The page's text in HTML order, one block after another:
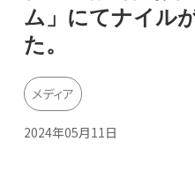
ム」にてナイル
た。
メディア
2024年05月11日